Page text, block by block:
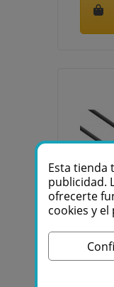
Esta tienda
publicidad.
ofrecerte
cookies y